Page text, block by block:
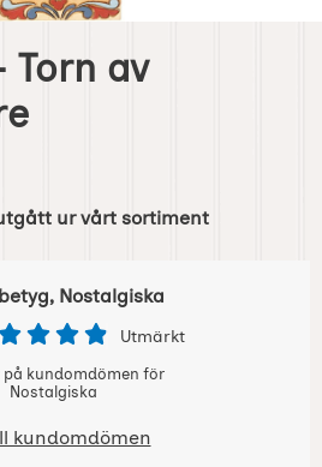
Torn av
ur vårt sortiment
Nostalgiska
Utmärkt
på kundomdömen för
Nostalgiska
kundomdömen